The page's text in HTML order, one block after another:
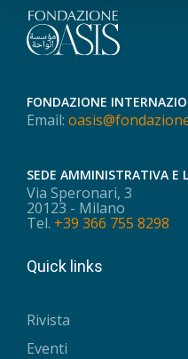
FONDAZIONE
Email:
SEDE AMMINISTRATIVA E
Via Speronari, 3
20123 - Milano
Tel. +39 366 755 8298
Quick links
Rivista
Eventi